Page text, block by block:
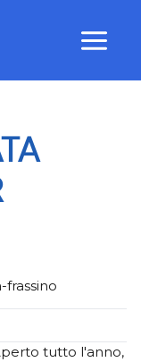
frassino
tutto l'anno,